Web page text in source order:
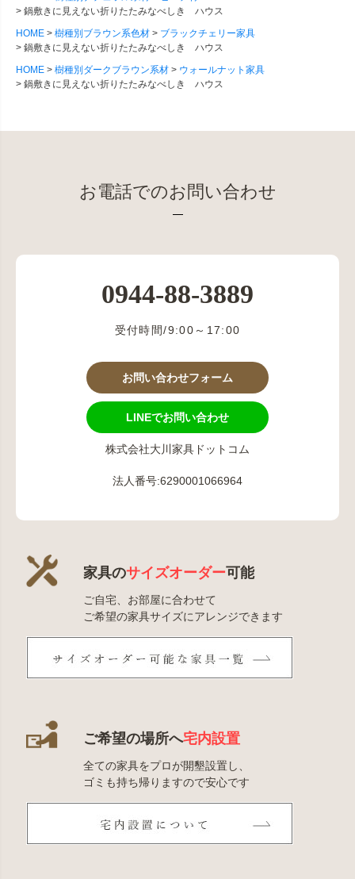
鍋敷きに見えない折りたたみなべしき ハウス
HOME
樹種別ブラウン系色材
ブラックチェリー家具
鍋敷きに見えない折りたたみなべしき ハウス
HOME
樹種別ダークブラウン系材
ウォールナット家具
鍋敷きに見えない折りたたみなべしき ハウス
お電話でのお問い合わせ
0944-88-3889
受付時間/9:00～17:00
お問い合わせフォーム
LINEでお問い合わせ
株式会社大川家具ドットコム
法人番号:6290001066964
家具のサイズオーダー可能
ご自宅、お部屋に合わせて
ご希望の家具サイズにアレンジできます
ご希望の場所へ宅内設置
全ての家具をプロが開墾設置し、
ゴミも持ち帰りますので安心です